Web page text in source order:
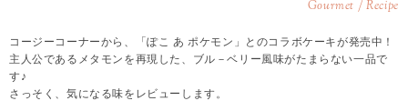
Gourmet / Recipe
コージーコーナーから、「ぽこ あ ポケモン」とのコラボケーキが発売中！
主人公であるメタモンを再現した、ブル－ベリー風味がたまらない一品で
す♪
さっそく、気になる味をレビューします。